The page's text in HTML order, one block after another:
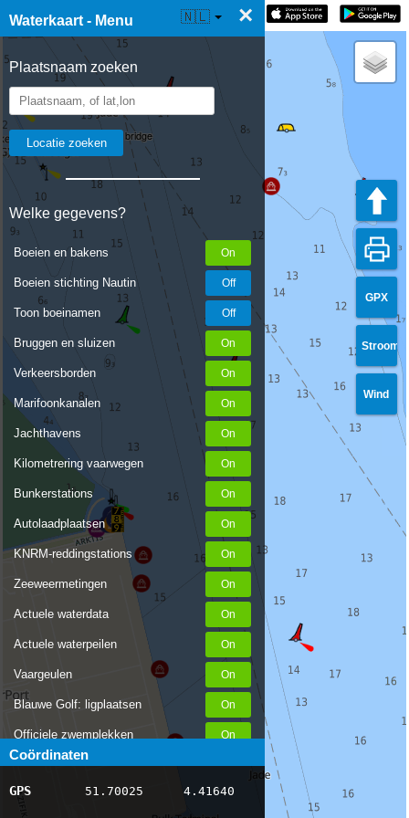
Waterkaart - Menu ×
Plaatsnaam zoeken
Welke gegevens?
Boeien en bakens
Boeien stichting Nautin
Toon boeinamen
Bruggen en sluizen
Verkeersborden
Marifoonkanalen
Jachthavens
Kilometrering vaarwegen
Bunkerstations
Autolaadplaatsen
KNRM-reddingstations
Zeeweermetingen
Actuele waterdata
Actuele waterpeilen
Vaargeulen
Blauwe Golf: ligplaatsen
Officiele zwemplekken
Stremmingen/hinder
AIS scheepsposities
Coördinaten
GPS 51.70025 4.41640
☰ Waterkaart Live 🇳🇱
GPX
Stroom
Wind
Caution: tanker unloading bridge